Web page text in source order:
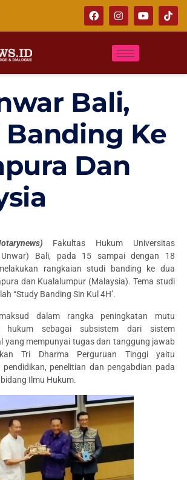
Bali,
Ke
Dan
Fakultas Hukum Universitas
Bali, pada 15 sampai dengan 18
rangkaian studi banding ke dua
dan Kualalumpur (Malaysia). Tema studi
“Study Banding Sin Kul 4H’.
dalam rangka peningkatan mutu
hukum sebagai subsistem dari sistem
yang mempunyai tugas dan tanggung jawab
Tri Dharma Perguruan Tinggi yaitu
pendidikan, penelitian dan pengabdian pada
Ilmu Hukum.